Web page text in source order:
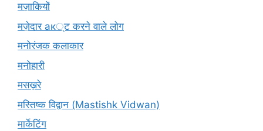
मज़ाकियों
मज़ेदार ак्ट करने वाले लोग
मनोरंजक कलाकार
मनोहारी
मसख़रे
मस्तिष्क विद्वान (Mastishk Vidwan)
मार्केटिंग